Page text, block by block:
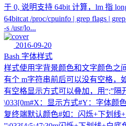
于 0, 说明支持 64bit 计算，lm 指
64bitcat /proc/cpuinfo | grep flags |
-s /usr/lo...
2016-09-20
Bash 字体样式
样式使用字背景颜色和文字颜色之
有个 m字符串前后可以没有空格，
有空格显示方式可以叠加，用“;”隔
\033[0m#X：显示方式#Y：字体颜
复终端默认颜色#如：闪烁+下划线